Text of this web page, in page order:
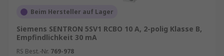
Beim Hersteller auf Lager
Siemens SENTRON 5SV1 RCBO 10 A, 2-polig Klasse B,
Empfindlichkeit 30 mA
RS Best.-Nr. 769-978